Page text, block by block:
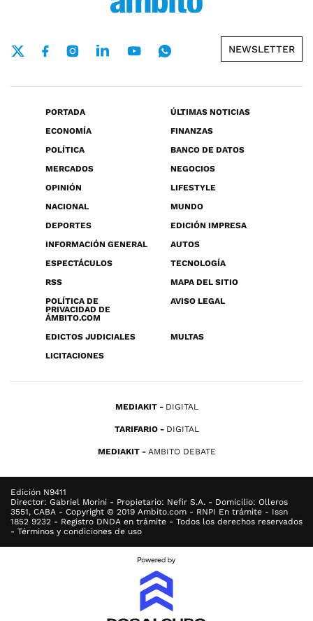
NEWSLETTER
PORTADA
ÚLTIMAS NOTICIAS
ECONOMÍA
FINANZAS
POLÍTICA
BANCO DE DATOS
MERCADOS
NEGOCIOS
OPINIÓN
LIFESTYLE
NACIONAL
MUNDO
DEPORTES
EDICIÓN IMPRESA
INFORMACIÓN GENERAL
AUTOS
ESPECTÁCULOS
TECNOLOGÍA
RSS
MAPA DEL SITIO
POLÍTICA DE
PRIVACIDAD DE
ÁMBITO.COM
AVISO LEGAL
EDICTOS JUDICIALES
MULTAS
LICITACIONES
MEDIAKIT DIGITAL
TARIFARIO DIGITAL
MEDIAKIT AMBITO DEBATE
Edición N9411
Director: Gabriel Morini - Propietario: Nefir S.A. - Domicilio: Olleros
3551, CABA - Copyright © 2019 Ambito.com - RNPI En trámite - Issn
1852 9232 - Registro DNDA en trámite - Todos los derechos reservados
- Términos y condiciones de uso